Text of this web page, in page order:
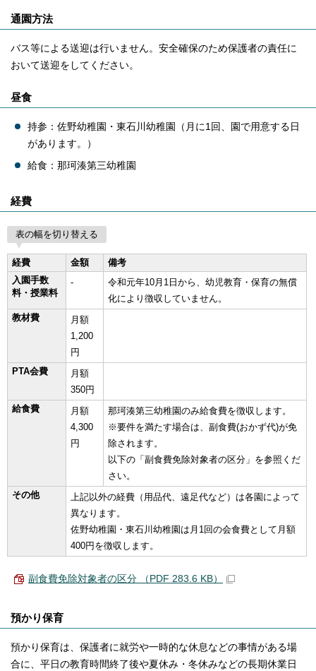
通園方法
バス等による送迎は行いません。安全確保のため保護者の責任に
おいて送迎をしてください。
昼食
持参：佐野幼稚園・東石川幼稚園（月に1回、園で用意する日
があります。）
給食：那珂湊第三幼稚園
経費
表の幅を切り替える
経費 金額
備考
入園手数
料・授業料
‐
令和元年10月1日から、幼児教育・保育の無償
化により徴収していません。
教材費
月額
1,200
円
PTA会費
月額
350円
給食費
月額
4,300
円
那珂湊第三幼稚園のみ給食費を徴収します。
※要件を満たす場合は、副食費(おかず代)が免
除されます。
以下の「副食費免除対象者の区分」を参照くだ
さい。
その他
上記以外の経費（用品代、遠足代など）は各園によって
異なります。
佐野幼稚園・東石川幼稚園は月1回の会食費として月額
400円を徴収します。
副食費免除対象者の区分 （PDF 283.6 KB）
預かり保育
預かり保育は、保護者に就労や一時的な休息などの事情がある場
合に、平日の教育時間終了後や夏休み・冬休みなどの長期休業日